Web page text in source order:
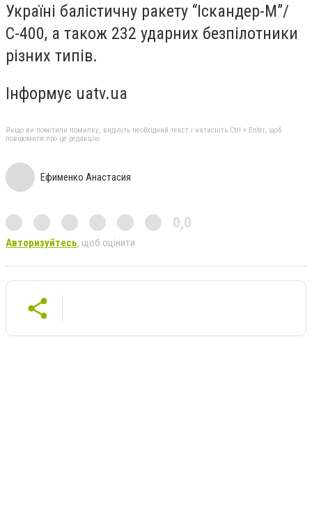
Україні балістичну ракету “Іскандер-М”/
С-400, а також 232 ударних безпілотники
різних типів.
Інформує uatv.ua
Якщо ви помітили помилку, виділіть необхідний текст і натисніть Ctrl + Enter, щоб
повідомити про це редакцію
Ефименко Анастасия
0,0
Авторизуйтесь, щоб оцінити